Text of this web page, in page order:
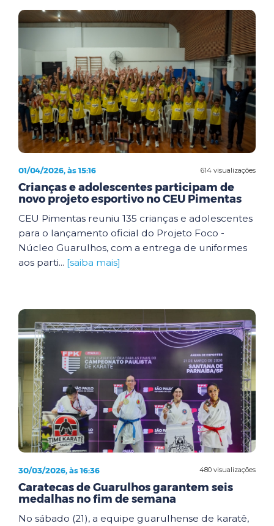
614 visualizações
01/04/2026, às 15:16
Crianças e adolescentes participam de
novo projeto esportivo no CEU Pimentas
CEU Pimentas reuniu 135 crianças e adolescentes
para o lançamento oficial do Projeto Foco -
Núcleo Guarulhos, com a entrega de uniformes
aos parti... [saiba mais]
480 visualizações
30/03/2026, às 16:36
Caratecas de Guarulhos garantem seis
medalhas no fim de semana
No sábado (21), a equipe guarulhense de karatê,